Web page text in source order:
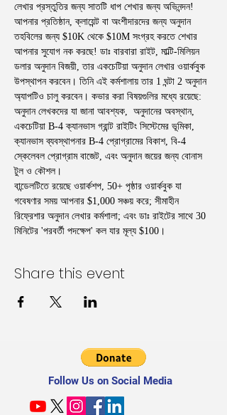
লেখার প্রস্তুতির জন্য সাতটি ধাপ শেখার জন্য অভিনন্দন!
আপনার প্রতিষ্ঠান, ক্লায়েন্ট বা অংশীদারদের জন্য অনুদান
তহবিলের জন্য $10K থেকে $10M সংগ্রহ করতে শেখার
আপনার সুযোগ নক করছে! ডাঃ বারবারা রাইট, মাল্টি-মিলিয়ন
ডলার অনুদান বিজয়ী, তার একচেটিয়া অনুদান লেখার ওয়ার্কবুক
উপস্থাপন করবেন। তিনি এই কর্মশালায় তার 1 ঘন্টা 2 অনুদান
অ্যাপটিও চালু করবেন। কভার করা বিষয়গুলির মধ্যে রয়েছে:
অনুদান লেখকদের যা জানা আবশ্যক,  অনুদানের অবস্থান,
একচেটিয়া B-4 ক্যানভাস গ্রান্ট রাইটিং সিস্টেমের ভূমিকা,
ক্যানভাস ব্যবস্থাপনার B-4 প্রোগ্রামের বিকাশ, বি-4
স্কেলেবল প্রোগ্রাম বাজেট, এবং অনুদান জয়ের জন্য বোনাস
টুল ও কৌশল।
বান্ডেলটিতে রয়েছে ওয়ার্কশপ, 50+ পৃষ্ঠার ওয়ার্কবুক যা
গবেষণার সময় আপনার $1,000 সঞ্চয় করে; সীমাহীন
রিফ্রেশার অনুদান লেখার কর্মশালা; এবং ডাঃ রাইটের সাথে 30
মিনিটের 'পরবর্তী পদক্ষেপ' কল যার মূল্য $100।
Share this event
Follow Us on Social Media